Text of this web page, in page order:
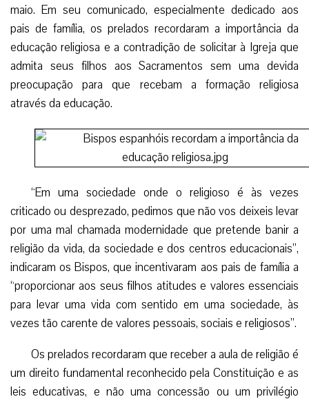
maio. Em seu comunicado, especialmente dedicado aos
pais de família, os prelados recordaram a importância da
educação religiosa e a contradição de solicitar à Igreja que
admita seus filhos aos Sacramentos sem uma devida
preocupação para que recebam a formação religiosa
através da educação.
“Em uma sociedade onde o religioso é às vezes
criticado ou desprezado, pedimos que não vos deixeis levar
por uma mal chamada modernidade que pretende banir a
religião da vida, da sociedade e dos centros educacionais”,
indicaram os Bispos, que incentivaram aos pais de família a
“proporcionar aos seus filhos atitudes e valores essenciais
para levar uma vida com sentido em uma sociedade, às
vezes tão carente de valores pessoais, sociais e religiosos”.
Os prelados recordaram que receber a aula de religião é
um direito fundamental reconhecido pela Constituição e as
leis educativas, e não uma concessão ou um privilégio